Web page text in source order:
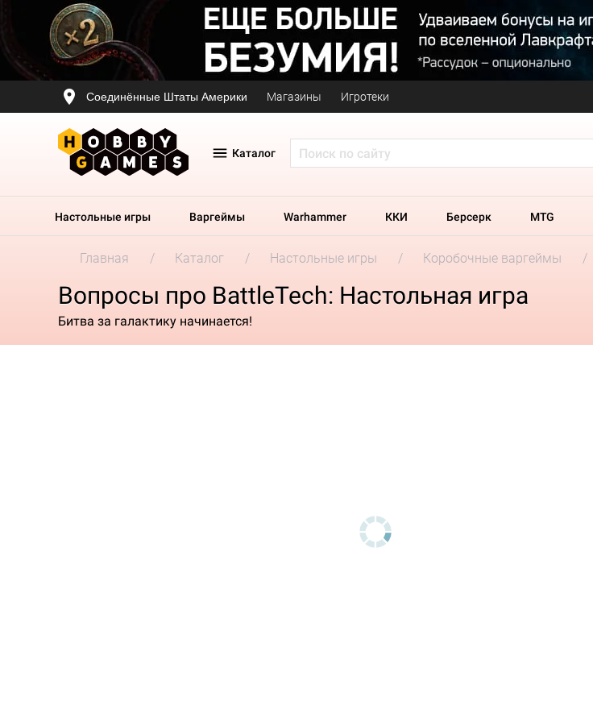
Соединённые Штаты Америки Магазины Игротеки
Каталог
Настольные игры Варгеймы Warhammer ККИ Берсерк MTG
Главная Каталог Настольные игры Коробочные варгеймы
Вопросы про BattleTech: Настольная игра
Битва за галактику начинается!